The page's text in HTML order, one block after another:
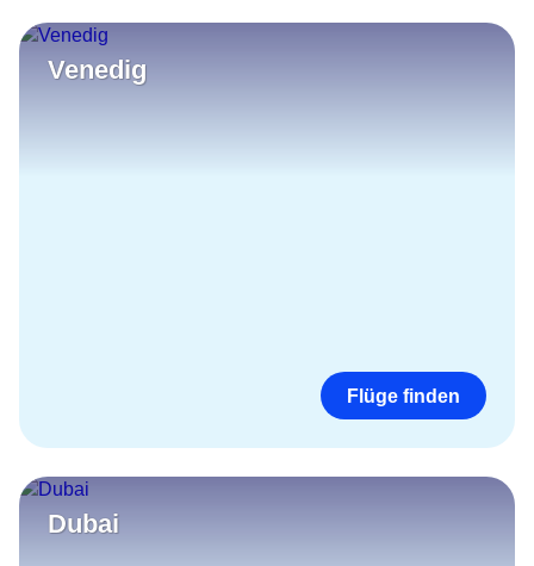
Venedig
Flüge finden
Dubai